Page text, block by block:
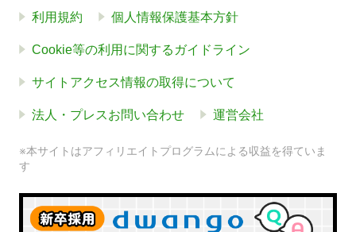
利用規約 個人情報保護基本方針
Cookie等の利用に関するガイドライン
サイトアクセス情報の取得について
法人・プレスお問い合わせ 運営会社
※本サイトはアフィリエイトプログラムによる収益を得ていま
す